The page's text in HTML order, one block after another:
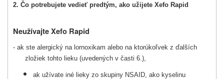
2. Čo potrebujete vedieť predtým, ako užijete Xefo Rapid
Neužívajte Xefo Rapid
- ak ste alergický na lornoxikam alebo na ktorúkoľvek z ďalších
zložiek tohto lieku (uvedených v časti 6.),
ak užívate iné lieky zo skupiny NSAID, ako kyselinu